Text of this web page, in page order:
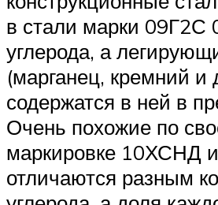
в стали марки 09Г2С
углерода, а
(марганец, кремний и
содержатся в ней в
Очень похожие по
маркировке 10ХСНД
отличаются разным